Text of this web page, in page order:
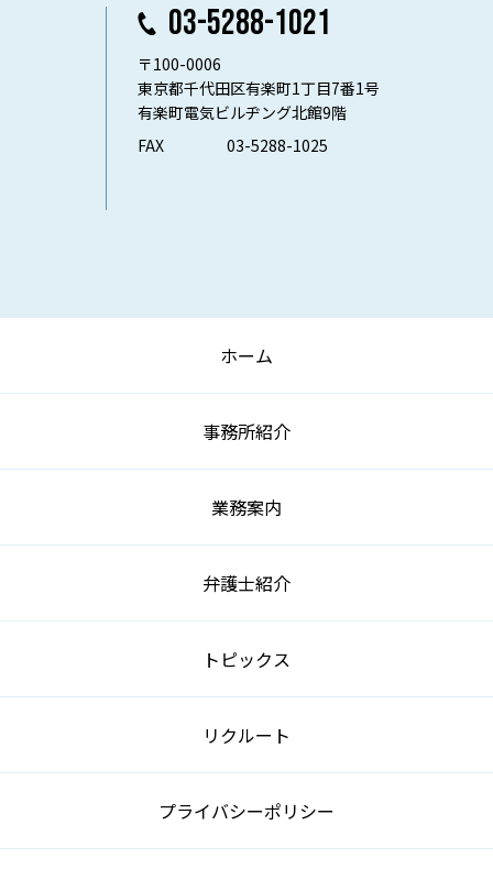
03-5288-1021
〒100-0006
東京都千代田区有楽町1丁目7番1号
有楽町電気ビルヂング北館9階
FAX
03-5288-1025
ホーム
事務所紹介
業務案内
弁護士紹介
トピックス
リクルート
プライバシーポリシー